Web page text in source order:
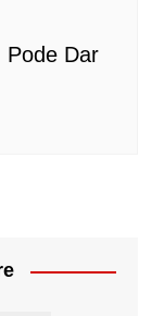
Pode Dar